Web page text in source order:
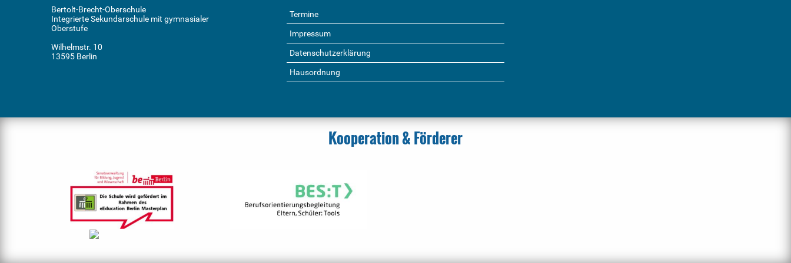
Bertolt-Brecht-Oberschule
Integrierte Sekundarschule mit gymnasialer
Oberstufe
Wilhelmstr. 10
13595 Berlin
Termine
Impressum
Datenschutzerklärung
Hausordnung
Kooperation & Förderer